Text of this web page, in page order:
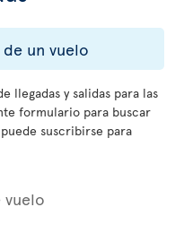
un vuelo
llegadas y salidas para las
formulario para buscar
suscribirse para